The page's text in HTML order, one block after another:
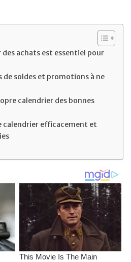
achats est essentiel pour
de soldes et promotions à ne
calendrier des bonnes
calendrier efficacement et